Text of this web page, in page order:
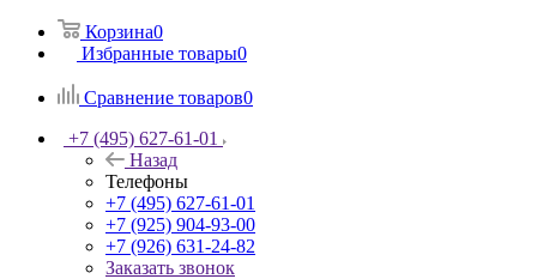
Корзина0
Избранные товары0
Сравнение товаров0
+7 (495) 627-61-01
Назад
Телефоны
+7 (495) 627-61-01
+7 (925) 904-93-00
+7 (926) 631-24-82
Заказать звонок